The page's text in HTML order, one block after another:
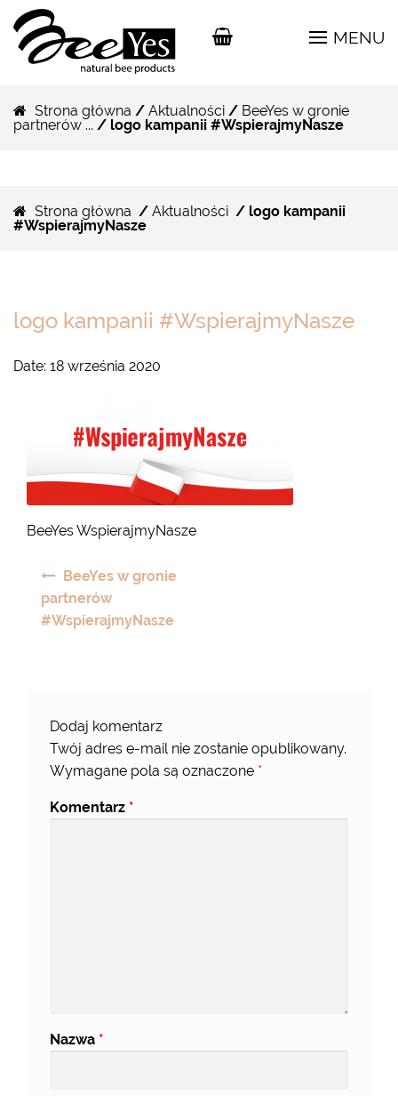
MENU
Strona główna / Aktualności/ BeeYes w gronie
partnerów ... / logo kampanii #WspierajmyNasze
Strona główna / Aktualności/ logo kampanii
#WspierajmyNasze
logo kampanii #WspierajmyNasze
Date: 18 września 2020
BeeYes WspierajmyNasze
Nawigacja
wpisu
BeeYes w gronie
partnerów
#WspierajmyNasze
Dodaj komentarz
Twój adres e-mail nie zostanie opublikowany.
Wymagane pola są oznaczone *
Komentarz *
Nazwa *